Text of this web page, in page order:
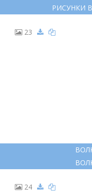
РИСУНКИ
23
24